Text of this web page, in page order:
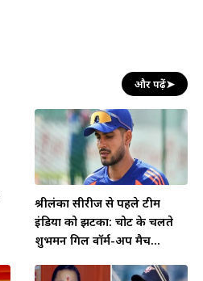
और पढ़ें➤
श्रीलंका सीरीज से पहले टीम
इंडिया को झटका: चोट के चलते
शुभमन गिल वॉर्म-अप मैच...